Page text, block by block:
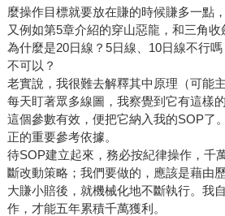
麼操作目標就要放在賺的時候賺多一點
又例如第5章介紹的穿山惡龍，和三角
為什麼是20日線？5日線、10日線不行
不可以？
老實說，我很難去解釋其中原理（可能
每天盯著眾多線圖，我察覺到它有這樣
這個參數有效，便把它納入我的SOP了
正的重要參考依據。
待SOP建立起來，務必按紀律操作，千
斷改動策略；我們要做的，應該是藉由
大賺小賠後，就機械化地不斷執行。我
作，才能五年累積千萬獲利。